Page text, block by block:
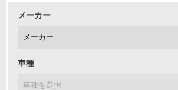
メーカー
車種